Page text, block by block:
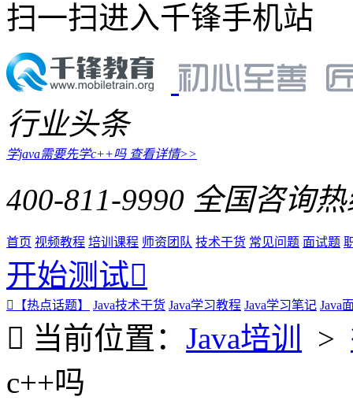
扫一扫进入千锋手机站
行业头条
学java需要先学c++吗 查看详情>>
400-811-9990 全国咨询
首页 视频教程 培训课程 师资团队 技术干货 常见问题 面试题
开始测试
【热点话题】 Java技术干货 Java学习教程 Java学习笔记 Java
当前位置： Java培训 >
c++吗